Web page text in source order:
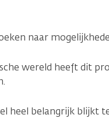
naar
wereld heeft dit
heel belangrijk blijkt